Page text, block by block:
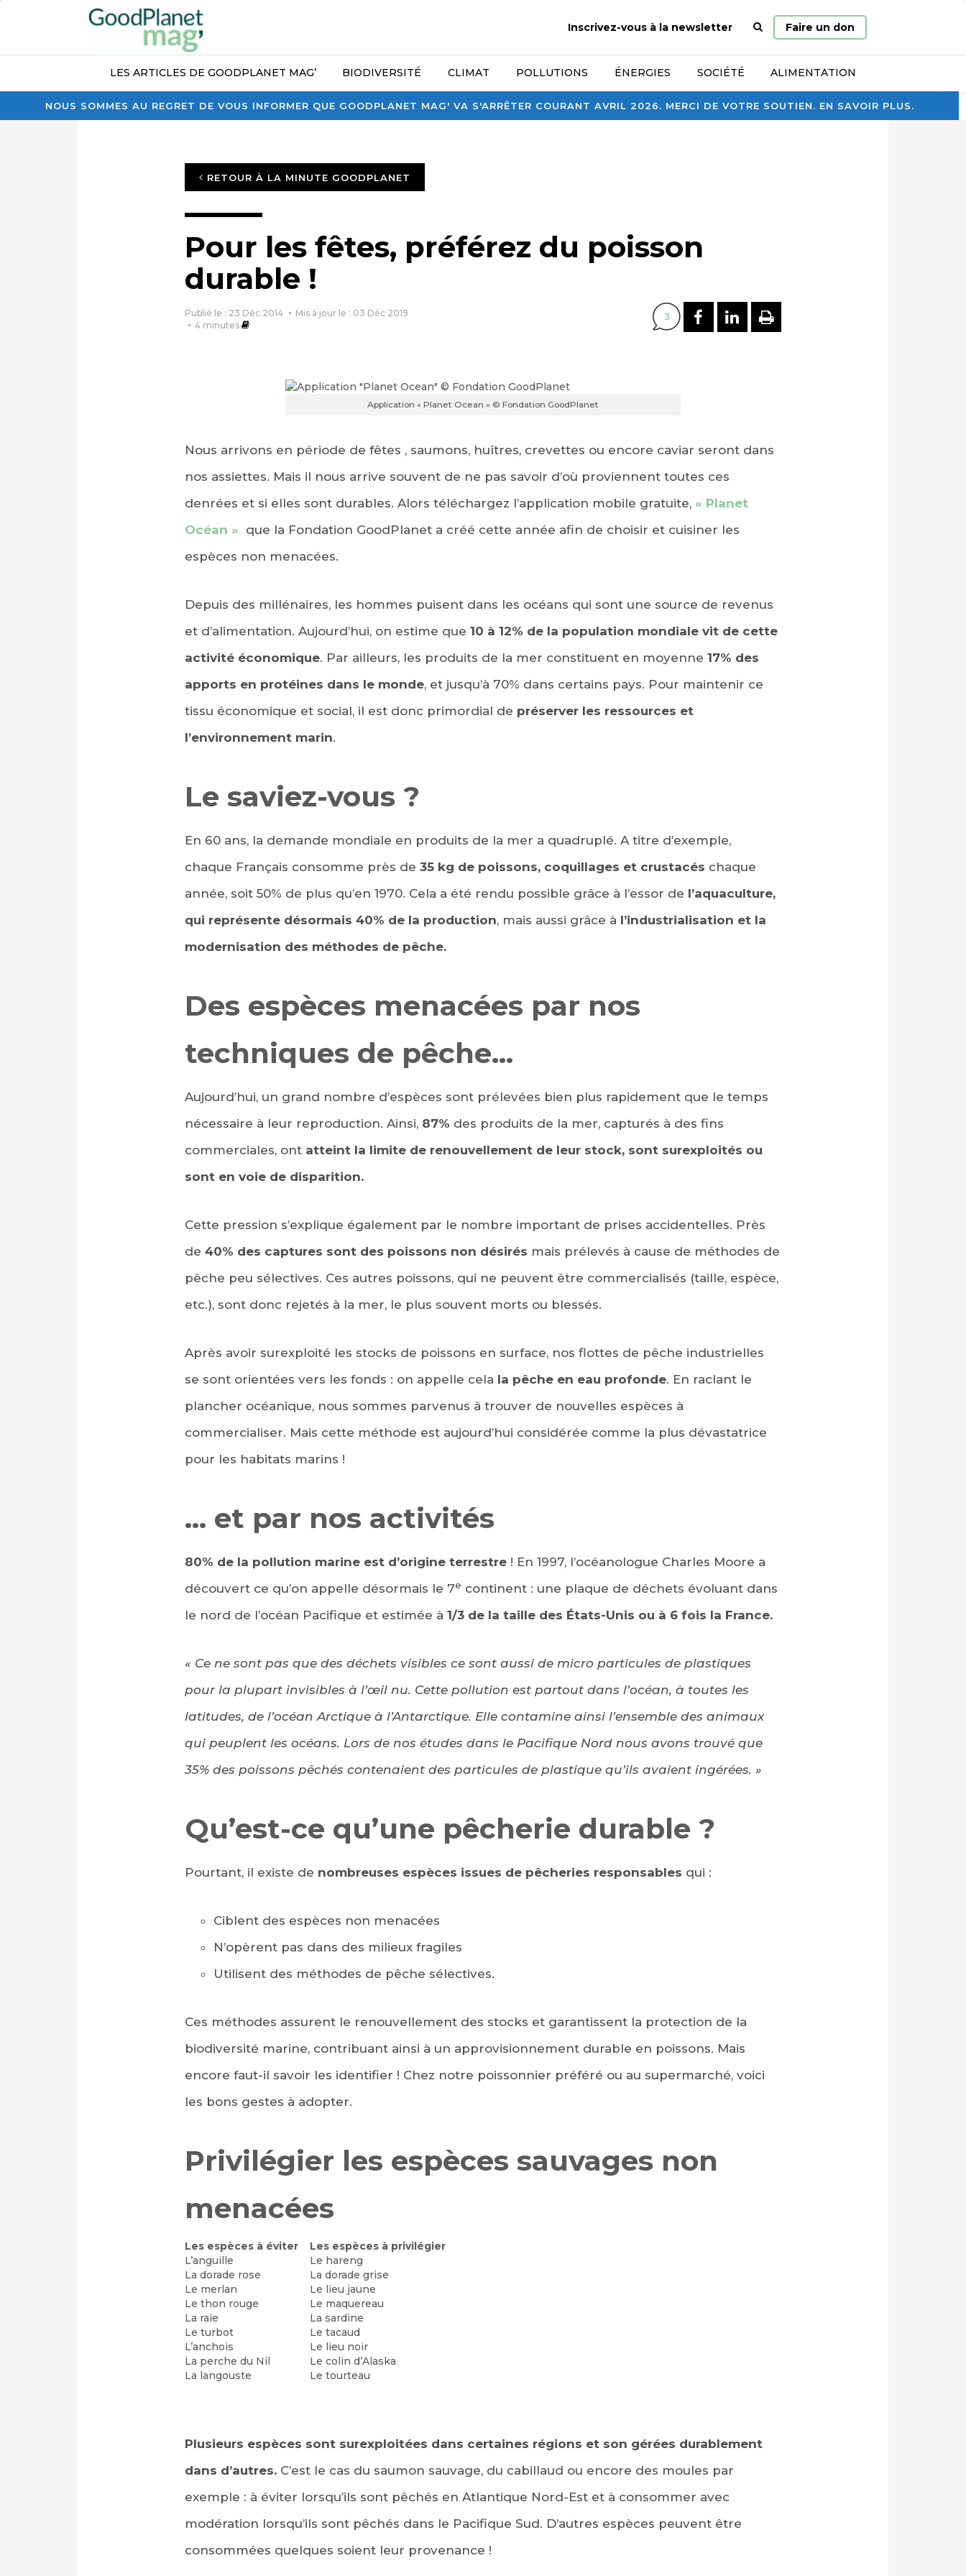
NOUS SOMMES AU REGRET DE VOUS INFORMER QUE GOODPLANET MAG' VA S'ARRÊTER COURANT AVRIL 2026. MERCI DE VOTRE SOUTIEN. EN SAVOIR PLUS.
Inscrivez-vous à la newsletter
Page
d’accueil
Faire un don
LES ARTICLES DE GOODPLANET MAG’ BIODIVERSITÉ CLIMAT POLLUTIONS ÉNERGIES SOCIÉTÉ ALIMENTATION
PARTAGER SUR LINKEDIN
RETOUR À LA MINUTE GOODPLANET
Pour les fêtes, préférez du poisson
durable !
Publié le : 23 Déc 2014
Mis à jour le : 03 Déc 2019
4 minutes
3 PARTAGER SUR FACEBOOK
PARTAGER SUR
IMPRIMER
Application « Planet Ocean » © Fondation GoodPlanet
Nous arrivons en période de fêtes , saumons, huîtres, crevettes ou encore caviar seront dans
nos assiettes. Mais il nous arrive souvent de ne pas savoir d’où proviennent toutes ces
denrées et si elles sont durables. Alors téléchargez l’application mobile gratuite, « Planet
Océan » que la Fondation GoodPlanet a créé cette année afin de choisir et cuisiner les
espèces non menacées.
Depuis des millénaires, les hommes puisent dans les océans qui sont une source de revenus
et d’alimentation. Aujourd’hui, on estime que 10 à 12% de la population mondiale vit de cette
activité économique. Par ailleurs, les produits de la mer constituent en moyenne 17% des
apports en protéines dans le monde, et jusqu’à 70% dans certains pays. Pour maintenir ce
tissu économique et social, il est donc primordial de préserver les ressources et
l’environnement marin.
Le saviez-vous ?
En 60 ans, la demande mondiale en produits de la mer a quadruplé. A titre d’exemple,
chaque Français consomme près de 35 kg de poissons, coquillages et crustacés chaque
année, soit 50% de plus qu’en 1970. Cela a été rendu possible grâce à l’essor de l’aquaculture,
qui représente désormais 40% de la production, mais aussi grâce à l’industrialisation et la
modernisation des méthodes de pêche.
Des espèces menacées par nos
techniques de pêche…
Aujourd’hui, un grand nombre d’espèces sont prélevées bien plus rapidement que le temps
nécessaire à leur reproduction. Ainsi, 87% des produits de la mer, capturés à des fins
commerciales, ont atteint la limite de renouvellement de leur stock, sont surexploités ou
sont en voie de disparition.
Cette pression s’explique également par le nombre important de prises accidentelles. Près
de 40% des captures sont des poissons non désirés mais prélevés à cause de méthodes de
pêche peu sélectives. Ces autres poissons, qui ne peuvent être commercialisés (taille, espèce,
etc.), sont donc rejetés à la mer, le plus souvent morts ou blessés.
Après avoir surexploité les stocks de poissons en surface, nos flottes de pêche industrielles
se sont orientées vers les fonds : on appelle cela la pêche en eau profonde. En raclant le
plancher océanique, nous sommes parvenus à trouver de nouvelles espèces à
commercialiser. Mais cette méthode est aujourd’hui considérée comme la plus dévastatrice
pour les habitats marins !
… et par nos activités
80% de la pollution marine est d’origine terrestre! En 1997, l’océanologue Charles Moore a
découvert ce qu’on appelle désormais le 7e continent : une plaque de déchets évoluant dans
le nord de l’océan Pacifique et estimée à 1/3 de la taille des États-Unis ou à 6 fois la France.
« Ce ne sont pas que des déchets visibles ce sont aussi de micro particules de plastiques
pour la plupart invisibles à l’œil nu. Cette pollution est partout dans l’océan, à toutes les
latitudes, de l’océan Arctique à l’Antarctique. Elle contamine ainsi l’ensemble des animaux
qui peuplent les océans. Lors de nos études dans le Pacifique Nord nous avons trouvé que
35% des poissons pêchés contenaient des particules de plastique qu’ils avaient ingérées. »
Qu’est-ce qu’une pêcherie durable ?
Pourtant, il existe de nombreuses espèces issues de pêcheries responsables qui :
Ciblent des espèces non menacées
N’opèrent pas dans des milieux fragiles
Utilisent des méthodes de pêche sélectives.
Ces méthodes assurent le renouvellement des stocks et garantissent la protection de la
biodiversité marine, contribuant ainsi à un approvisionnement durable en poissons. Mais
encore faut-il savoir les identifier ! Chez notre poissonnier préféré ou au supermarché, voici
les bons gestes à adopter.
Privilégier les espèces sauvages non
menacées
Les espèces à éviter
Les espèces à privilégier
L’anguille
La dorade rose
Le merlan
Le thon rouge
La raie
Le turbot
L’anchois
La perche du Nil
La langouste
Le hareng
La dorade grise
Le lieu jaune
Le maquereau
La sardine
Le tacaud
Le lieu noir
Le colin d’Alaska
Le tourteau
Plusieurs espèces sont surexploitées dans certaines régions et son gérées durablement
dans d’autres.C’est le cas du saumon sauvage, du cabillaud ou encore des moules par
exemple : à éviter lorsqu’ils sont pêchés en Atlantique Nord-Est et à consommer avec
modération lorsqu’ils sont pêchés dans le Pacifique Sud. D’autres espèces peuvent être
consommées quelques soient leur provenance !